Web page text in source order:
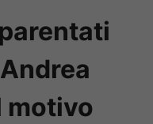
motivo